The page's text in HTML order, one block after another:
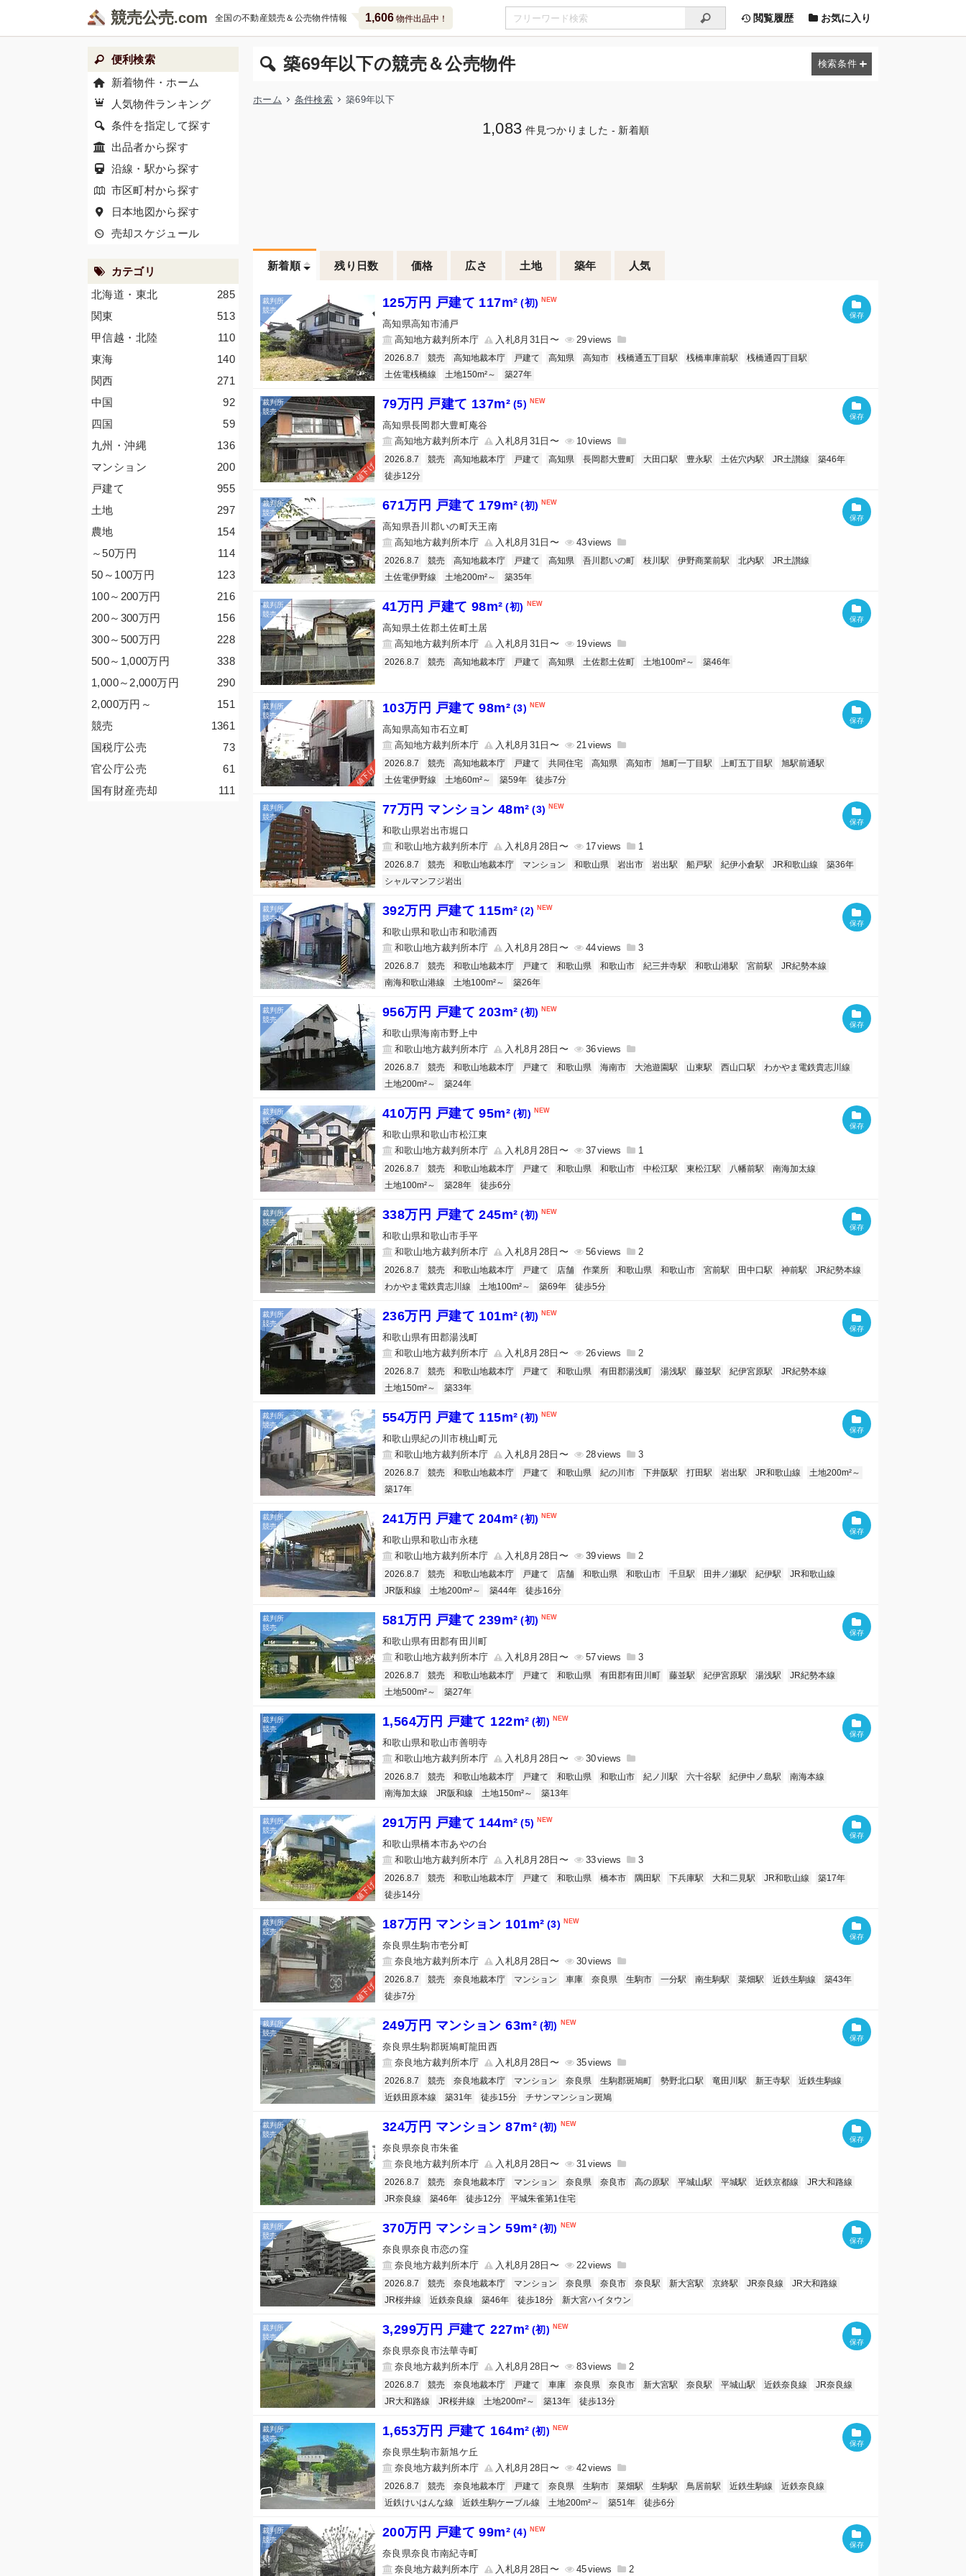
競売公売 全国の不動産競売＆公売物件情報 1,606物件出品中！ 閲覧履歴 お気に入り
築69年以下の競売＆公売物件
ホーム 条件検索 築69年以下
1,083 件見つかりました - 新着順
新着順 残り日数 価格 広さ 土地 築年 人気
125万円 戸建て 117m² (初)
高知県高知市浦戸
高知地方裁判所本庁
入札8月31日〜 29
2026.8.7 競売 高知地裁本庁 戸建て 高知県 高知市 桟橋通五丁目駅 桟橋車庫前駅
桟橋通四丁目駅
土佐電桟橋線
土地150m²～ 築27年
値下げ
79万円 戸建て 137m² (5)
高知県長岡郡大豊町庵谷
高知地方裁判所本庁
入札8月31日〜 10
2026.8.7 競売 高知地裁本庁 戸建て 高知県 長岡郡大豊町 大田口駅 豊永駅 土佐穴内駅 JR土讃線
築46年
徒歩12分
671万円 戸建て 179m² (初)
高知県吾川郡いの町天王南
高知地方裁判所本庁
入札8月31日〜 43
2026.8.7 競売 高知地裁本庁 戸建て 高知県 吾川郡いの町 枝川駅 伊野商業前駅 北内駅
JR土讃線
土佐電伊野線
土地200m²～ 築35年
41万円 戸建て 98m² (初)
高知県土佐郡土佐町土居
高知地方裁判所本庁
入札8月31日〜 19
2026.8.7 競売 高知地裁本庁 戸建て 高知県 土佐郡土佐町 土地100m²～ 築46年
値下げ
103万円 戸建て 98m² (3)
高知県高知市石立町
高知地方裁判所本庁
入札8月31日〜 21
2026.8.7 競売 高知地裁本庁 戸建て 共同住宅 高知県 高知市 旭町一丁目駅 上町五丁目駅
旭駅前通駅
土佐電伊野線
土地60m²～ 築59年 徒歩7分
77万円 マンション 48m² (3)
和歌山県岩出市堀口
和歌山地方裁判所本庁
入札8月28日〜 17 1
2026.8.7 競売 和歌山地裁本庁 マンション 和歌山県 岩出市 岩出駅 船戸駅 紀伊小倉駅 JR和歌山線
築36年
シャルマンフジ岩出
392万円 戸建て 115m² (2)
和歌山県和歌山市和歌浦西
和歌山地方裁判所本庁
入札8月28日〜 44 3
2026.8.7 競売 和歌山地裁本庁 戸建て 和歌山県 和歌山市 紀三井寺駅 和歌山港駅 宮前駅
JR紀勢本線
南海和歌山港線
土地100m²～ 築26年
956万円 戸建て 203m² (初)
和歌山県海南市野上中
和歌山地方裁判所本庁
入札8月28日〜 36
2026.8.7 競売 和歌山地裁本庁 戸建て 和歌山県 海南市 大池遊園駅 山東駅 西山口駅
わかやま電鉄貴志川線
土地200m²～
築24年
410万円 戸建て 95m² (初)
和歌山県和歌山市松江東
和歌山地方裁判所本庁
入札8月28日〜 37 1
2026.8.7 競売 和歌山地裁本庁 戸建て 和歌山県 和歌山市 中松江駅 東松江駅 八幡前駅
南海加太線
土地100m²～
築28年 徒歩6分
338万円 戸建て 245m² (初)
和歌山県和歌山市手平
和歌山地方裁判所本庁
入札8月28日〜 56 2
2026.8.7 競売 和歌山地裁本庁 戸建て 店舗 作業所 和歌山県 和歌山市 宮前駅 田中口駅 神前駅
JR紀勢本線
わかやま電鉄貴志川線
土地100m²～ 築69年 徒歩5分
236万円 戸建て 101m² (初)
和歌山県有田郡湯浅町
和歌山地方裁判所本庁
入札8月28日〜 26 2
2026.8.7 競売 和歌山地裁本庁 戸建て 和歌山県 有田郡湯浅町 湯浅駅 藤並駅 紀伊宮原駅
JR紀勢本線
土地150m²～
築33年
554万円 戸建て 115m² (初)
和歌山県紀の川市桃山町元
和歌山地方裁判所本庁
入札8月28日〜 28 3
2026.8.7 競売 和歌山地裁本庁 戸建て 和歌山県 紀の川市 下井阪駅 打田駅 岩出駅 JR和歌山線
土地200m²～
築17年
241万円 戸建て 204m² (初)
和歌山県和歌山市永穂
和歌山地方裁判所本庁
入札8月28日〜 39 2
2026.8.7 競売 和歌山地裁本庁 戸建て 店舗 和歌山県 和歌山市 千旦駅 田井ノ瀬駅 紀伊駅
JR和歌山線
JR阪和線
土地200m²～ 築44年 徒歩16分
581万円 戸建て 239m² (初)
和歌山県有田郡有田川町
和歌山地方裁判所本庁
入札8月28日〜 57 3
2026.8.7 競売 和歌山地裁本庁 戸建て 和歌山県 有田郡有田川町 藤並駅 紀伊宮原駅 湯浅駅
JR紀勢本線
土地500m²～
築27年
1,564万円 戸建て 122m² (初)
和歌山県和歌山市善明寺
和歌山地方裁判所本庁
入札8月28日〜 30
2026.8.7 競売 和歌山地裁本庁 戸建て 和歌山県 和歌山市 紀ノ川駅 六十谷駅 紀伊中ノ島駅
南海本線
南海加太線
JR阪和線 土地150m²～ 築13年
値下げ
291万円 戸建て 144m² (5)
和歌山県橋本市あやの台
和歌山地方裁判所本庁
入札8月28日〜 33 3
2026.8.7 競売 和歌山地裁本庁 戸建て 和歌山県 橋本市 隅田駅 下兵庫駅 大和二見駅 JR和歌山線
築17年
徒歩14分
値下げ
187万円 マンション 101m² (3)
奈良県生駒市壱分町
奈良地方裁判所本庁
入札8月28日〜 30
2026.8.7 競売 奈良地裁本庁 マンション 車庫 奈良県 生駒市 一分駅 南生駒駅 菜畑駅 近鉄生駒線
築43年
徒歩7分
249万円 マンション 63m² (初)
奈良県生駒郡斑鳩町龍田西
奈良地方裁判所本庁
入札8月28日〜 35
2026.8.7 競売 奈良地裁本庁 マンション 奈良県 生駒郡斑鳩町 勢野北口駅 竜田川駅 新王寺駅
近鉄生駒線
近鉄田原本線
築31年 徒歩15分 チサンマンション斑鳩
324万円 マンション 87m² (初)
奈良県奈良市朱雀
奈良地方裁判所本庁
入札8月28日〜 31
2026.8.7 競売 奈良地裁本庁 マンション 奈良県 奈良市 高の原駅 平城山駅 平城駅 近鉄京都線
JR大和路線
JR奈良線
築46年 徒歩12分 平城朱雀第1住宅
370万円 マンション 59m² (初)
奈良県奈良市恋の窪
奈良地方裁判所本庁
入札8月28日〜 22
2026.8.7 競売 奈良地裁本庁 マンション 奈良県 奈良市 奈良駅 新大宮駅 京終駅 JR奈良線
JR大和路線
JR桜井線
近鉄奈良線 築46年 徒歩18分 新大宮ハイタウン
3,299万円 戸建て 227m² (初)
奈良県奈良市法華寺町
奈良地方裁判所本庁
入札8月28日〜 83 2
2026.8.7 競売 奈良地裁本庁 戸建て 車庫 奈良県 奈良市 新大宮駅 奈良駅 平城山駅 近鉄奈良線
JR奈良線
JR大和路線
JR桜井線 土地200m²～ 築13年 徒歩13分
1,653万円 戸建て 164m² (初)
奈良県生駒市新旭ケ丘
奈良地方裁判所本庁
入札8月28日〜 42
2026.8.7 競売 奈良地裁本庁 戸建て 奈良県 生駒市 菜畑駅 生駒駅 鳥居前駅 近鉄生駒線
近鉄奈良線
近鉄けいはんな線
近鉄生駒ケーブル線 土地200m²～ 築51年 徒歩6分
200万円 戸建て 99m² (4)
奈良県奈良市南紀寺町
奈良地方裁判所本庁
入札8月28日〜 45 2
便利検索
新着物件・ホーム
人気物件ランキング
条件を指定して探す
出品者から探す
沿線・駅から探す
市区町村から探す
日本地図から探す
売却スケジュール
カテゴリ
285
北海道・東北
513
関東
110
甲信越・北陸
140
東海
271
関西
92
中国
59
四国
136
九州・沖縄
200
マンション
955
戸建て
297
土地
154
農地
114
～50万円
123
50～100万円
216
100～200万円
156
200～300万円
228
300～500万円
338
500～1,000万円
290
1,000～2,000万円
151
2,000万円 ～
1361
競売
73
国税庁公売
61
官公庁公売
111
国有財産売却